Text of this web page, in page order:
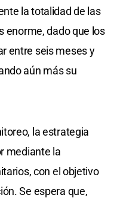
la totalidad de las
enorme, dado que los
entre seis meses y
aún más su
la estrategia
mediante la
con el objetivo
Se espera que,